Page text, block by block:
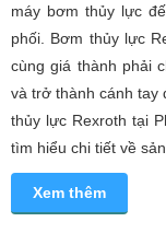
máy bơm thủy lực
phối. Bơm thủy lực
cùng giá thành phải
và trở thành cánh tay
thủy lực Rexroth tại
tìm hiểu chi tiết về
Xem thêm